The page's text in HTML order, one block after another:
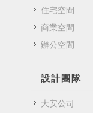
住宅空間
商業空間
辦公空間
設計團隊
大安公司